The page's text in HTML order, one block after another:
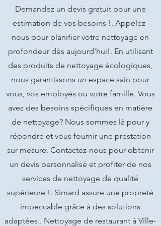
Demandez un devis gratuit pour une
estimation de vos besoins !. Appelez-
nous pour planifier votre nettoyage en
profondeur dès aujourd'hui!. En utilisant
des produits de nettoyage écologiques,
nous garantissons un espace sain pour
vous, vos employés ou votre famille. Vous
avez des besoins spécifiques en matière
de nettoyage? Nous sommes là pour y
répondre et vous fournir une prestation
sur mesure. Contactez-nous pour obtenir
un devis personnalisé et profiter de nos
services de nettoyage de qualité
supérieure !. Simard assure une propreté
impeccable grâce à des solutions
adaptées.. Nettoyage de restaurant à Ville-